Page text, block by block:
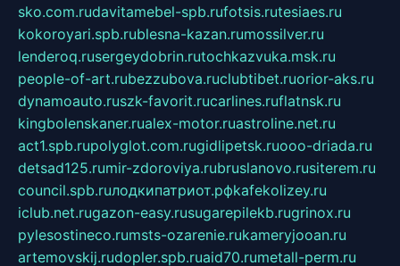
sko.com.rudavitamebel-spb.rufotsis.rutesiaes.ru
kokoroyari.spb.rublesna-kazan.rumossilver.ru
lenderoq.rusergeydobrin.rutochkazvuka.msk.ru
people-of-art.rubezzubova.ruclubtibet.ruorior-aks.ru
dynamoauto.ruszk-favorit.rucarlines.ruflatnsk.ru
kingbolenskaner.rualex-motor.ruastroline.net.ru
act1.spb.rupolyglot.com.rugidlipetsk.ruooo-driada.ru
detsad125.rumir-zdoroviya.rubruslanovo.rusiterem.ru
council.spb.ruлодкипатриот.рфkafekolizey.ru
iclub.net.rugazon-easy.rusugarepilekb.rugrinox.ru
pylesostineco.rumsts-ozarenie.rukameryjooan.ru
artemovskij.rudopler.spb.ruaid70.rumetall-perm.ru